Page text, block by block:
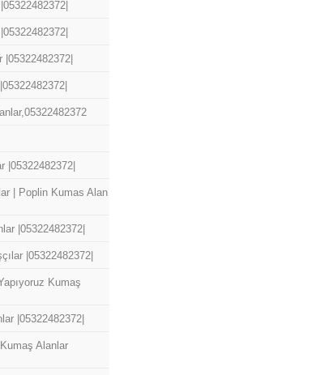
|05322482372|
|05322482372|
| Poplin Kumas Alan
|05322482372|
|05322482372|
Kumaş
|05322482372|
Alanlar